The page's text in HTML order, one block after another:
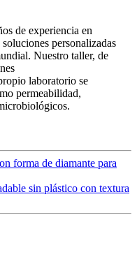
de experiencia en
personalizadas
Nuestro taller, de
laboratorio se
permeabilidad,
forma de diamante para
sin plástico con textura